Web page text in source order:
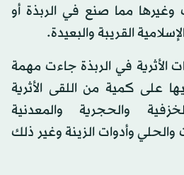
مما صنع في الربذة أو
القريبة والبعيدة.
الأثرية في الربذة جاءت مهمة
على كمية من اللقى الأثرية
والحجرية والمعدنية
وأدوات الزينة وغير ذلك